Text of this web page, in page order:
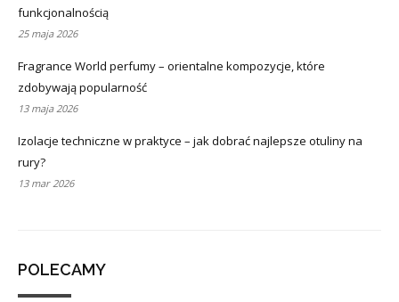
funkcjonalnością
25 maja 2026
Fragrance World perfumy – orientalne kompozycje, które
zdobywają popularność
13 maja 2026
Izolacje techniczne w praktyce – jak dobrać najlepsze otuliny na
rury?
13 mar 2026
POLECAMY